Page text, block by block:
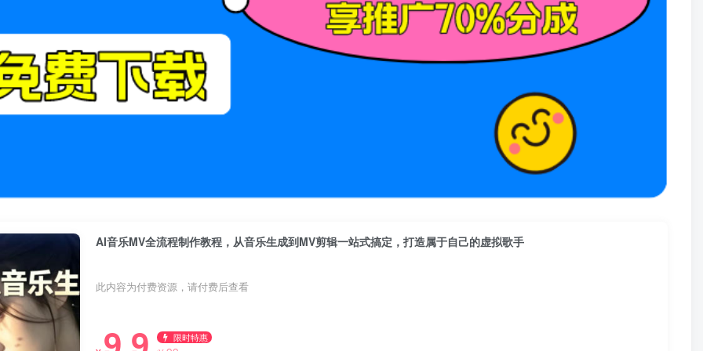
AI音乐MV全流程制作教程，从音乐生成到MV剪辑一站式搞定，打造属于自己的虚拟歌手
此内容为付费资源，请付费后查看
限时特惠